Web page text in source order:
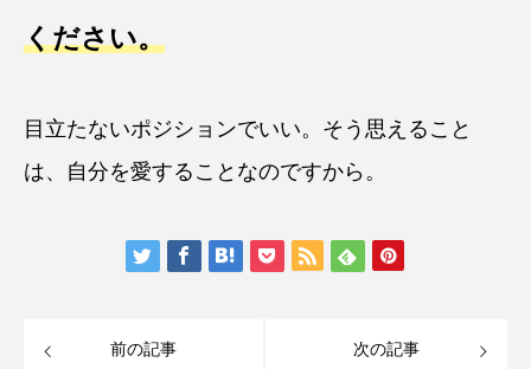
ください。
目立たないポジションでいい。そう思えること
は、自分を愛することなのですから。
前の記事 次の記事